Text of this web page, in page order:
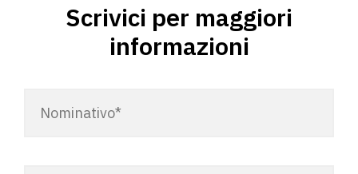
Scrivici per maggiori
informazioni